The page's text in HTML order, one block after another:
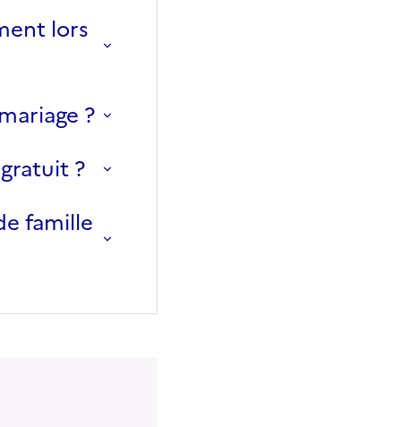
lors
?
?
famille